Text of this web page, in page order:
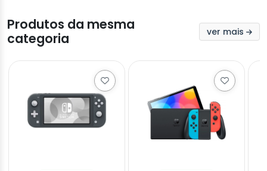
Produtos da mesma
categoria
ver mais